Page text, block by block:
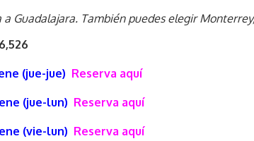
a Guadalajara. También puedes elegir
(jue-jue) Reserva aquí
(jue-lun) Reserva aquí
(vie-lun) Reserva aquí